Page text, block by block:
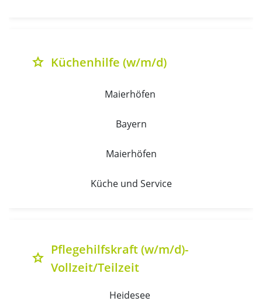
grade Küchenhilfe (w/m/d)
Maierhöfen
Bayern
Maierhöfen
Küche und Service
grade
Pflegehilfskraft (w/m/d)-
Vollzeit/Teilzeit
Heidesee